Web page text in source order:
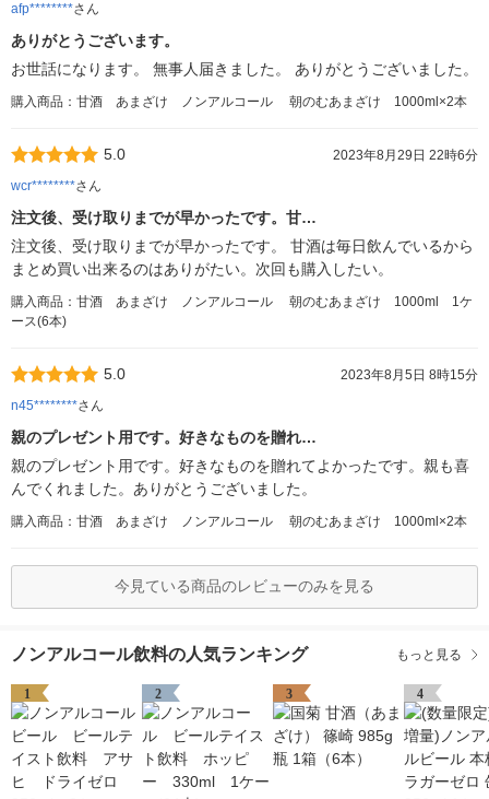
afp********さん
ありがとうございます。
お世話になります。 無事人届きました。 ありがとうございました。
購入商品：甘酒 あまざけ ノンアルコール 朝のむあまざけ 1000ml×2本
5.0
2023年8月29日 22時6分
wcr********さん
注文後、受け取りまでが早かったです。甘…
注文後、受け取りまでが早かったです。 甘酒は毎日飲んでいるから
まとめ買い出来るのはありがたい。次回も購入したい。
購入商品：甘酒 あまざけ ノンアルコール 朝のむあまざけ 1000ml 1ケ
ース(6本)
5.0
2023年8月5日 8時15分
n45********さん
親のプレゼント用です。好きなものを贈れ…
親のプレゼント用です。好きなものを贈れてよかったです。親も喜
んでくれました。ありがとうございました。
購入商品：甘酒 あまざけ ノンアルコール 朝のむあまざけ 1000ml×2本
今見ている商品のレビューのみを見る
ノンアルコール飲料の人気ランキング もっと見る
1 2 3 4